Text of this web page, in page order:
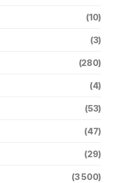
(10)
(3)
(280)
(4)
(53)
(47)
(29)
(3 500)